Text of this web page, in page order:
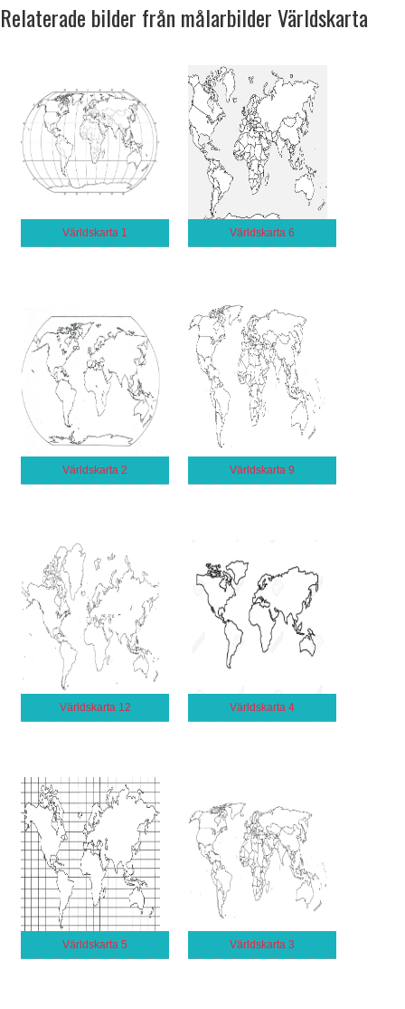
Relaterade bilder från målarbilder Världskarta
Världskarta 1 Världskarta 6
Världskarta 2 Världskarta 9
Världskarta 12 Världskarta 4
Världskarta 5 Världskarta 3